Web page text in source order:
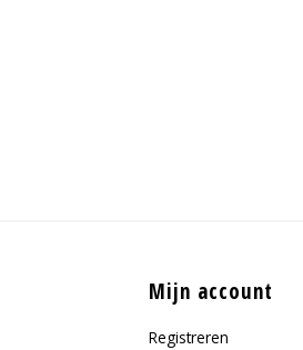
Mijn account
Registreren